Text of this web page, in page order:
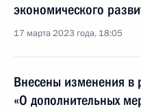
экономического
17 марта 2023 года, 18:05
Внесены изменения в
«О дополнительных